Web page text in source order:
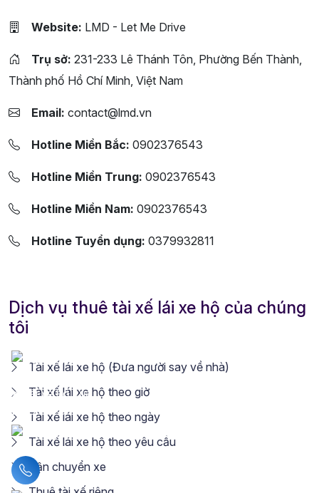
Website: LMD - Let Me Drive
Trụ sở: 231-233 Lê Thánh Tôn, Phường Bến Thành,
Thành phố Hồ Chí Minh, Việt Nam
Email: contact@lmd.vn
Hotline Miền Bắc: 0902376543
Hotline Miền Trung: 0902376543
Hotline Miền Nam: 0902376543
Hotline Tuyển dụng: 0379932811
Dịch vụ thuê tài xế lái xe hộ của chúng
tôi
Tài xế lái xe hộ (Đưa người say về nhà)
Tài xế lái xe hộ theo giờ
Tài xế lái xe hộ theo ngày
Tài xế lái xe hộ theo yêu cầu
Vận chuyển xe
Liên hệ hotline